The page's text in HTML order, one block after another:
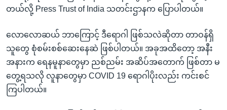
တယ်လို့ Press Trust of India သတင်းဌာနက ပြောပါတယ်။
လောလောဆယ် ဘာကြောင့် ဒီရောဂါ ဖြစ်သလဲဆိုတာ တာဝန်ရှိ
သူတွေ စုံစမ်းစစ်ဆေးနေဆဲ ဖြစ်ပါတယ်။ အခုအထိတော့ အနီး
အနားက ရေနမူနာတွေမှာ ညစ်ညမ်း အဆိပ်အတောက် ဖြစ်တာ မ
တွေ့ရသလို လူနာတွေမှာ COVID 19 ရောဂါပိုးလည်း ကင်းစင်
ကြပါတယ်။